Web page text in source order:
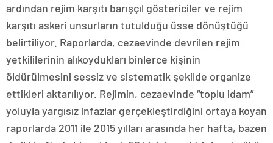
ardından rejim karşıtı barışçıl göstericiler ve rejim
karşıtı askeri unsurların tutulduğu üsse dönüştüğü
belirtiliyor. Raporlarda, cezaevinde devrilen rejim
yetkililerinin alıkoydukları binlerce kişinin
öldürülmesini sessiz ve sistematik şekilde organize
ettikleri aktarılıyor. Rejimin, cezaevinde “toplu idam”
yoluyla yargısız infazlar gerçekleştirdiğini ortaya koyan
raporlarda 2011 ile 2015 yılları arasında her hafta, bazen